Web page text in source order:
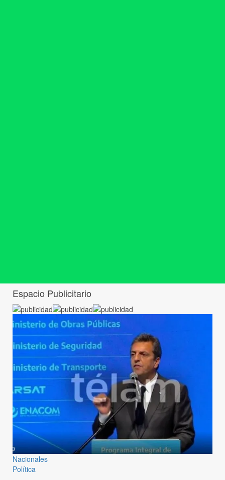
Espacio Publicitario
Nacionales
Política